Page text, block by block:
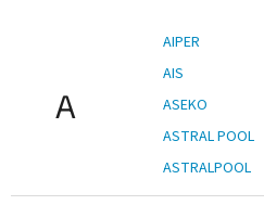
A
AIPER
AIS
ASEKO
ASTRAL POOL
ASTRALPOOL